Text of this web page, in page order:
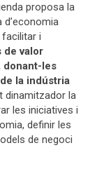
proposa la
d’economia
facilitar i
de valor
donant-les
la indústria
dinamitzador la
les iniciatives i
definir les
de negoci